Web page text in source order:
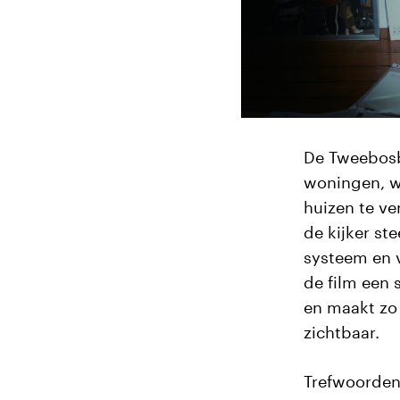
De
woningen,
huizen te
de kijker
systeem en
de film een
en maakt
zichtbaar.
Trefwoorden